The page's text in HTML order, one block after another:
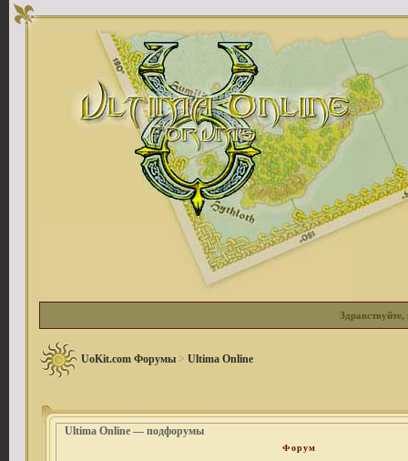
Здравствуйте,
UoKit.com Форумы > Ultima Online
Ultima Online — подфорумы
Форум